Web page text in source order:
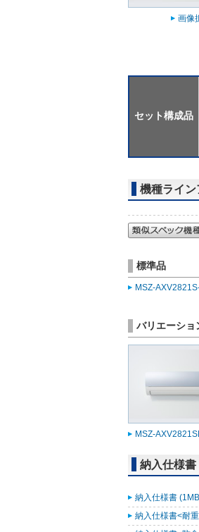
画像
セット構成品
機種ライン
標準品
MSZ-
バリエーショ
MSZ-
納入仕様書
納入仕様書
納入仕様書<耐